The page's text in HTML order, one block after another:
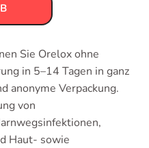
Sie Orelox ohne
in 5–14 Tagen in ganz
anonyme Verpackung.
von
Haut- sowie